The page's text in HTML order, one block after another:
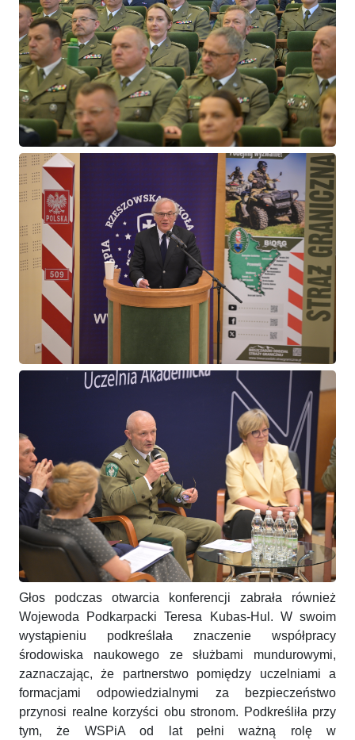
Głos podczas otwarcia konferencji zabrała również
Wojewoda Podkarpacki Teresa Kubas-Hul. W swoim
wystąpieniu podkreślała znaczenie współpracy
środowiska naukowego ze służbami mundurowymi,
zaznaczając, że partnerstwo pomiędzy uczelniami a
formacjami odpowiedzialnymi za bezpieczeństwo
przynosi realne korzyści obu stronom. Podkreśliła przy
tym, że WSPiA od lat pełni ważną rolę w